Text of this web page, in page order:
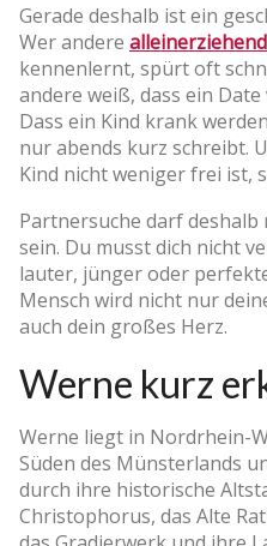
Gerade deshalb ist ein
Wer andere
kennenlernt, spürt oft
andere weiß, dass ein
Dass ein Kind krank
nur abends kurz schreibt.
Kind nicht weniger frei ist,
Partnersuche darf
sein. Du musst dich nicht
lauter, jünger oder
Mensch wird nicht nur
auch dein großes Herz.
Werne kurz
Werne liegt in Nordrhein-
Süden des Münsterlands
durch ihre historische
Christophorus, das Alte